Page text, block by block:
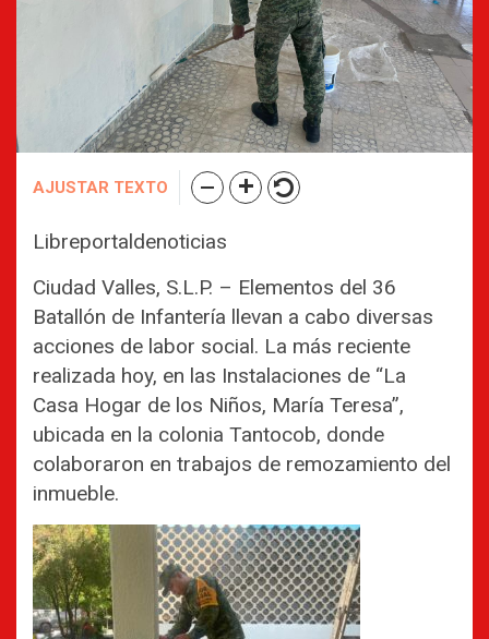
AJUSTAR TEXTO
Libreportaldenoticias
Ciudad Valles, S.L.P. – Elementos del 36
Batallón de Infantería llevan a cabo diversas
acciones de labor social. La más reciente
realizada hoy, en las Instalaciones de “La
Casa Hogar de los Niños, María Teresa”,
ubicada en la colonia Tantocob, donde
colaboraron en trabajos de remozamiento del
inmueble.